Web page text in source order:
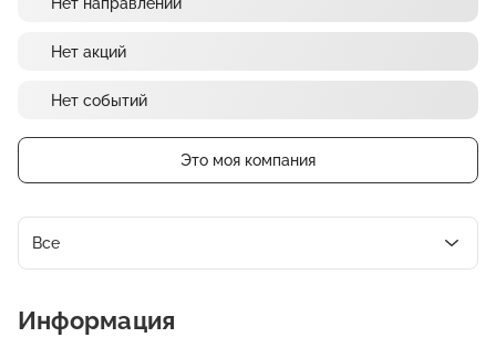
Нет акций
Нет событий
Это моя компания
Все
Информация